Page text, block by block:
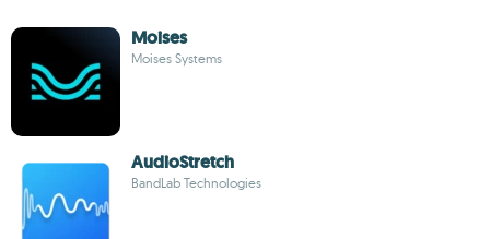
Moises
Moises Systems
AudioStretch
BandLab Technologies